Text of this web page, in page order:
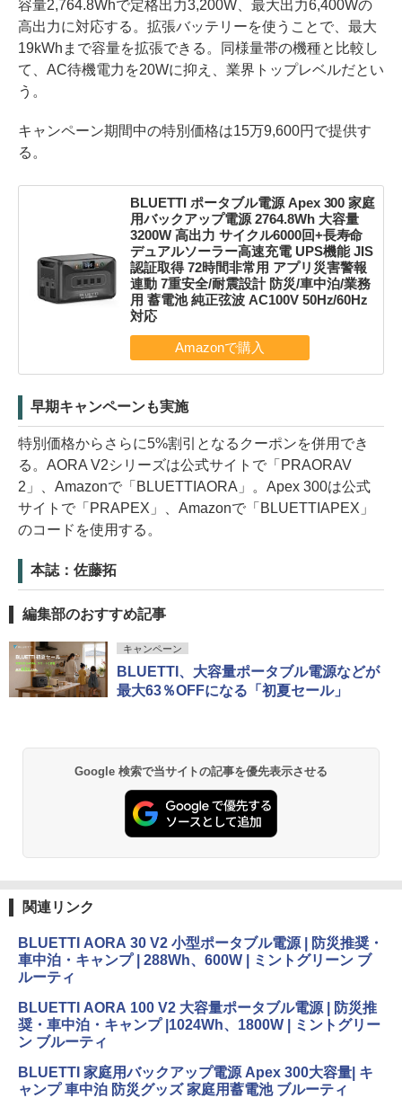
容量2,764.8Whで定格出力3,200W、最大出力6,400Wの
高出力に対応する。拡張バッテリーを使うことで、最大
19kWhまで容量を拡張できる。同様量帯の機種と比較し
て、AC待機電力を20Wに抑え、業界トップレベルだとい
う。
キャンペーン期間中の特別価格は15万9,600円で提供す
る。
BLUETTI ポータブル電源 Apex 300 家庭
用バックアップ電源 2764.8Wh 大容量
3200W 高出力 サイクル6000回+長寿命
デュアルソーラー高速充電 UPS機能 JIS
認証取得 72時間非常用 アプリ災害警報
連動 7重安全/耐震設計 防災/車中泊/業務
用 蓄電池 純正弦波 AC100V 50Hz/60Hz
対応
早期キャンペーンも実施
特別価格からさらに5%割引となるクーポンを併用でき
る。AORA V2シリーズは公式サイトで「PRAORAV
2」、Amazonで「BLUETTIAORA」。Apex 300は公式
サイトで「PRAPEX」、Amazonで「BLUETTIAPEX」
のコードを使用する。
本誌：佐藤拓
編集部のおすすめ記事
キャンペーン
BLUETTI、大容量ポータブル電源などが
最大63％OFFになる「初夏セール」
Google 検索で当サイトの記事を優先表示させる
関連リンク
BLUETTI AORA 30 V2 小型ポータブル電源 | 防災推奨・
車中泊・キャンプ | 288Wh、600W | ミントグリーン ブ
ルーティ
BLUETTI AORA 100 V2 大容量ポータブル電源 | 防災推
奨・車中泊・キャンプ |1024Wh、1800W | ミントグリー
ン ブルーティ
BLUETTI 家庭用バックアップ電源 Apex 300大容量| キ
ャンプ 車中泊 防災グッズ 家庭用蓄電池 ブルーティ